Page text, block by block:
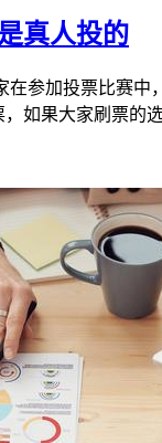
真人投的
参加投票比赛
如果大家刷票的